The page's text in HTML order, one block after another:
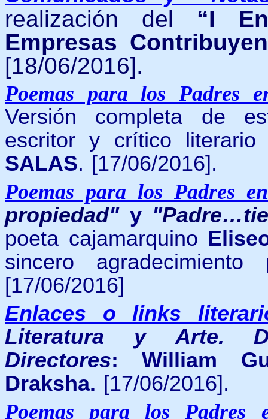
realización del “I
Empresas
[18/06/2016].
Poemas para los Padres
Versión completa de
escritor y crítico literario
SALAS. [17/06/2016].
Poemas para los Padres
propiedad" y"
poeta cajamarquino
sincero agradecimiento
[17/06/2016]
Enlaces o links
Literatura y Arte.
Directores: William
Draksha. [17/06/2016].
Poemas para los Padres